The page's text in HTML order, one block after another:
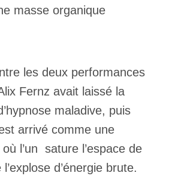
masse organique
les deux performances
Fernz avait laissé la
maladive, puis
arrivé comme une
l’un sature l’espace de
d’énergie brute.